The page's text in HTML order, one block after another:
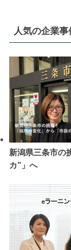
人気の企業事
新潟県三条市の
カ”」へ